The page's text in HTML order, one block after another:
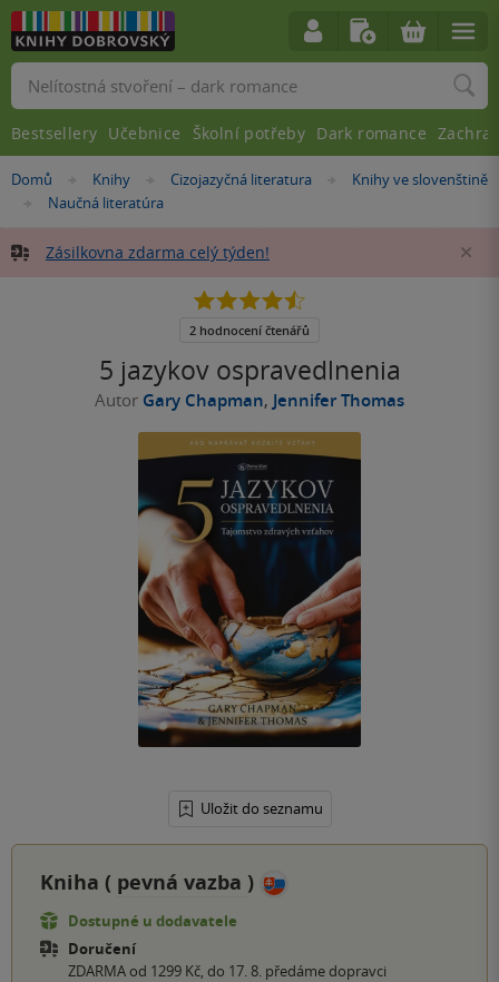
Nacházíte
Domů »Knihy »Cizojazyčná literatura »
Knihy ve slovenštině
»
Naučná literatúra
Zásilkovna zdarma celý týden!
5 jazykov ospravedlnenia
Autor Gary Chapman, Jennifer Thomas
Uložit do seznamu
4.5
5
2 hodnocení čtenářů
Kniha ( pevná vazba )
Dostupné u dodavatele
Doručení
ZDARMA od 1299 Kč, do 17. 8. předáme dopravci
Vyhledávání
Bestsellery Učebnice Školní potřeby Dark romance